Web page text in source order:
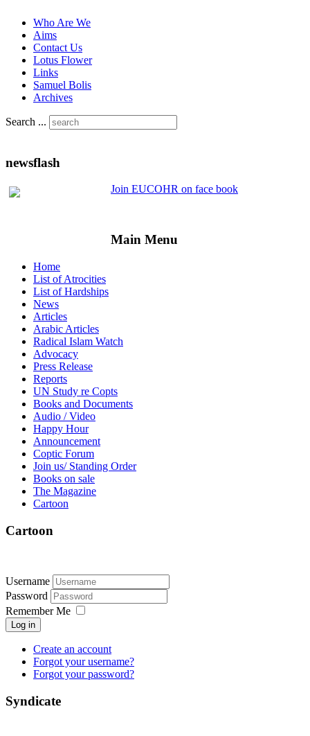
Who Are We
Aims
Contact Us
Lotus Flower
Links
Samuel Bolis
Archives
Search ...
newsflash
Join EUCOHR on face book
Main Menu
Home
List of Atrocities
List of Hardships
News
Articles
Arabic Articles
Radical Islam Watch
Advocacy
Press Release
Reports
UN Study re Copts
Books and Documents
Audio / Video
Happy Hour
Announcement
Coptic Forum
Join us/ Standing Order
Books on sale
The Magazine
Cartoon
Cartoon
Username
Password
Remember Me
Log in
Create an account
Forgot your username?
Forgot your password?
Syndicate